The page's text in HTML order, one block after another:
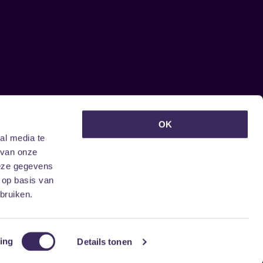
media te
onze
gegevens
basis van
Details tonen
OK
ontvangen?